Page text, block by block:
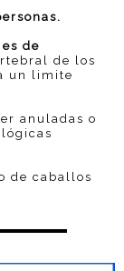
de
de los
un limite
anuladas o
de caballos